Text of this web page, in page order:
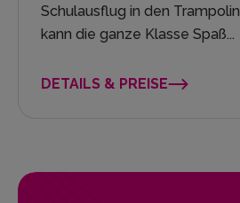
Schulausflug in den
kann die ganze Klasse Spaß...
DETAILS & PREISE